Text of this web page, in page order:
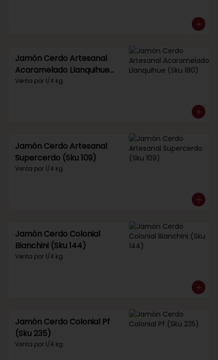
Jamón Cerdo Artesanal
Acaramelado Llanquihue
(Sku 180)
Venta por 1/4 kg.
Jamón Cerdo Artesanal
Supercerdo (Sku 109)
Venta por 1/4 kg.
Jamón Cerdo Colonial
Bianchini (Sku 144)
Venta por 1/4 kg.
Jamón Cerdo Colonial Pf
(Sku 235)
Venta por 1/4 kg.